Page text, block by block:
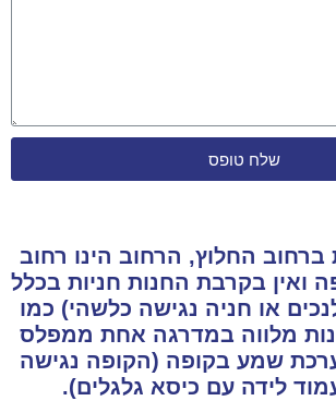
שלח טופס
החלוץ, הרחוב הינו רחוב
ואין בקרבת החנות חניות בכלל
או חניה נגישה כלשהי) כמו
מלווה במדרגה אחת ממפלס
שמע בקופה (הקופה נגישה
לידה עם כיסא גלגלים).